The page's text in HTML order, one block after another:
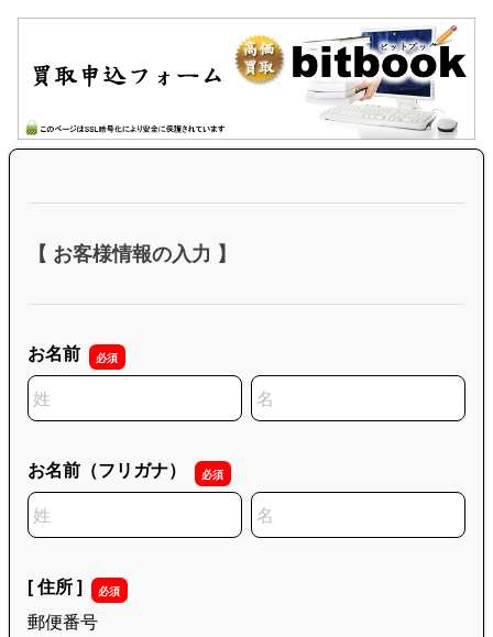
【 お客様情報の入力 】
お名前
名前の姓
名前の名
お名前（フリガナ）
名前の姓
名前の名
[ 住所 ]
郵便番号